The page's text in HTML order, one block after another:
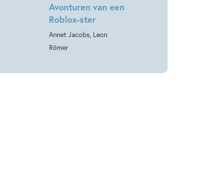
Avonturen van een
Roblox-ster
Annet Jacobs, Leon
Römer